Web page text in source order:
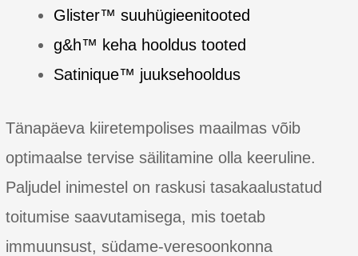
Glister™ suuhügieenitooted
g&h™ keha hooldus tooted
Satinique™ juuksehooldus
Tänapäeva kiiretempolises maailmas võib
optimaalse tervise säilitamine olla keeruline.
Paljudel inimestel on raskusi tasakaalustatud
toitumise saavutamisega, mis toetab
immuunsust, südame-veresoonkonna